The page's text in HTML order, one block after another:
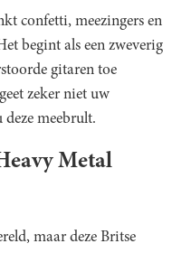
confetti, meezingers en
begint als een zweverig
gitaren toe
zeker niet uw
deze meebrult.
Metal
maar deze Britse